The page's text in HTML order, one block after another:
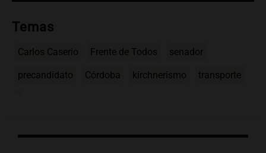
Temas
Carlos Caserio Frente de Todos senador
precandidato Córdoba kirchnerismo transporte